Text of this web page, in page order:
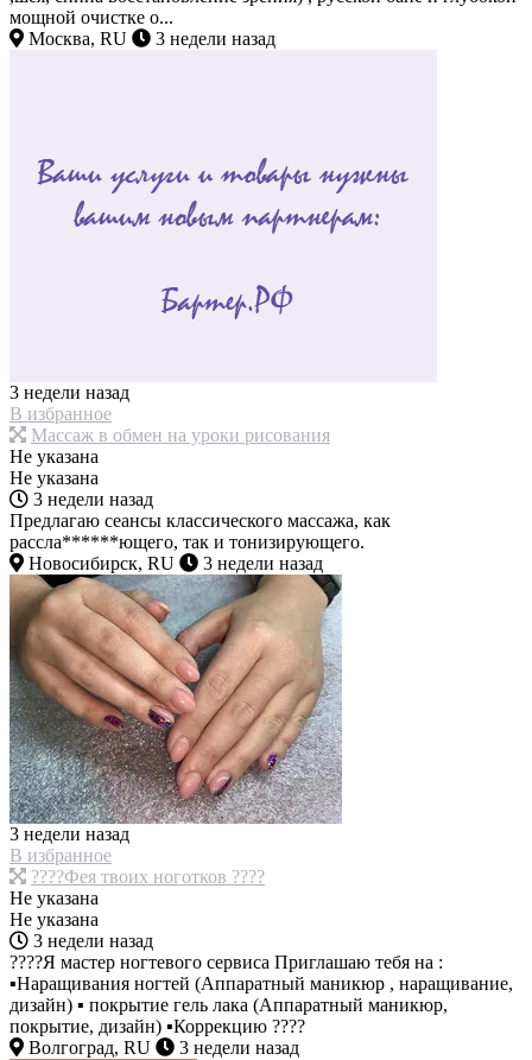
мощной очистке о...
Москва, RU
3 недели назад
3 недели назад
В избранное
Массаж в обмен на уроки рисования
Не указана
Не указана
3 недели назад
Предлагаю сеансы классического массажа, как
рассла******ющего, так и тонизирующего.
Новосибирск, RU
3 недели назад
3 недели назад
В избранное
????Фея твоих ноготков ????
Не указана
Не указана
3 недели назад
????Я мастер ногтевого сервиса Приглашаю тебя на :
▪Наращивания ногтей (Аппаратный маникюр , наращивание,
дизайн) ▪ покрытие гель лака (Аппаратный маникюр,
покрытие, дизайн) ▪Коррекцию ????
Волгоград, RU
3 недели назад